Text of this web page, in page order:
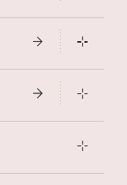
リア
リンネル旅ガイ